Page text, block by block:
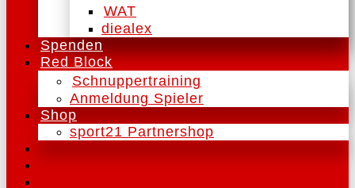
WAT
diealex
Spenden
Red Block
Schnuppertraining
Anmeldung Spieler
Shop
sport21 Partnershop